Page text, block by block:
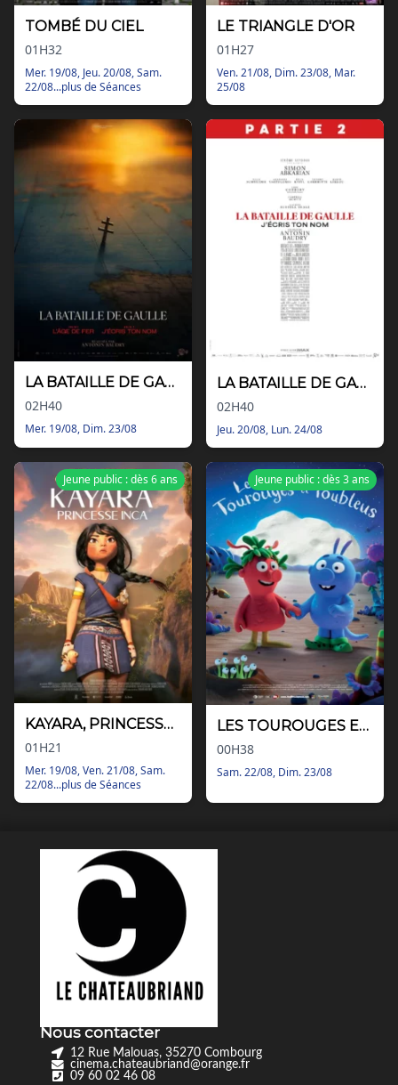
TOMBÉ DU CIEL
01H32
Mer. 19/08, Jeu. 20/08, Sam.
22/08...plus de Séances
LE TRIANGLE D'OR
01H27
Ven. 21/08, Dim. 23/08, Mar.
25/08
LA BATAILLE DE GAULLE - PARTIE 1 : L'ÂGE DE FER
02H40
Mer. 19/08, Dim. 23/08
LA BATAILLE DE GAULLE - PARTIE 2 : J'ÉCRIS TON NOM
02H40
Jeu. 20/08, Lun. 24/08
Jeune public : dès 6 ans
KAYARA, PRINCESSE INCA
01H21
Mer. 19/08, Ven. 21/08, Sam.
22/08...plus de Séances
Jeune public : dès 3 ans
LES TOUROUGES ET LES TOUT BLEUS
00H38
Sam. 22/08, Dim. 23/08
Nous contacter
12 Rue Malouas, 35270 Combourg
cinema.chateaubriand@orange.fr
09 60 02 46 08